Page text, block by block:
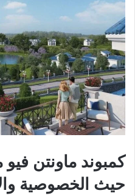
كمبوند ماونتن
حيث الخصوصية